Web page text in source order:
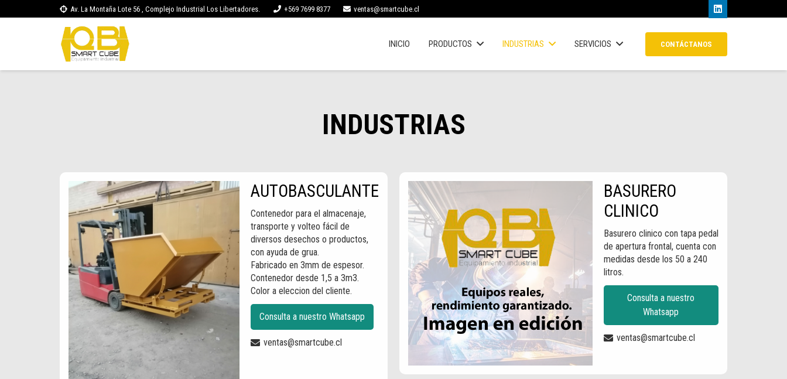
Av. La Montaña Lote 56 , Complejo Industrial Los Libertadores. +569 7699 8377 ventas@smartcube.cl
INICIO PRODUCTOS INDUSTRIAS SERVICIOS CONTÁCTANOS
INDUSTRIAS
AUTOBASCULANTE
Contenedor para el almacenaje,
transporte y volteo fácil de
diversos desechos o productos,
con ayuda de grua.
Fabricado en 3mm de espesor.
Contenedor desde 1,5 a 3m3.
Color a eleccion del cliente.
Consulta a nuestro Whatsapp
ventas@smartcube.cl
BASURERO
CLINICO
Basurero clinico con tapa pedal
de apertura frontal, cuenta con
medidas desde los 50 a 240
litros.
Consulta a nuestro
Whatsapp
ventas@smartcube.cl